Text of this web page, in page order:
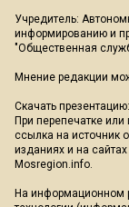
Учредитель:
информированию и
"Общественная
Мнение редакции
Скачать презентацию:
При перепечатке
ссылка на источник
изданиях и на
Mosregion.info.
На информационном